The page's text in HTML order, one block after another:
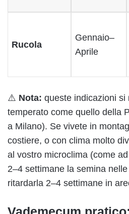
Rucola
Gennaio–
Aprile
⚠️ Nota: queste indicazioni
temperato come quello della
a Milano). Se vivete in
costiere, o con clima molto
al vostro microclima (come
2–4 settimane la semina
ritardarla 2–4 settimane in